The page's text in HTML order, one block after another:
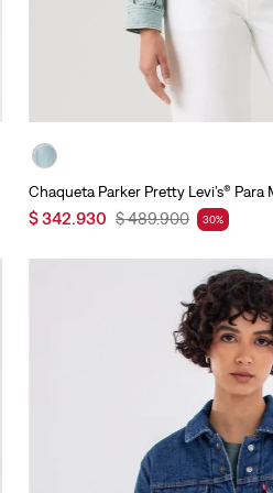
Chaqueta Parker Pretty Levi’s® Para
$342.930 $489.900 30%